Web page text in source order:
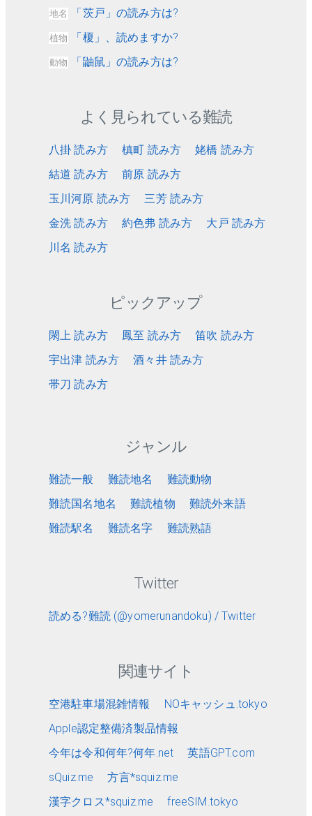
地名 「茨戸」の読み方は?
植物 「榎」、読めますか?
動物 「鼬鼠」の読み方は?
よく見られている難読
八掛 読み方 槙町 読み方
姥橋 読み方
結道 読み方
前原 読み方
玉川河原 読み方
三芳 読み方
金洗 読み方
約色弗 読み方
大戸 読み方
川名 読み方
ピックアップ
閖上 読み方 鳳至 読み方
笛吹 読み方
宇出津 読み方
酒々井 読み方
帯刀 読み方
ジャンル
難読一般 難読地名
難読動物
難読国名地名
難読植物
難読外来語
難読駅名
難読名字 難読熟語
Twitter
読める?難読 (@yomerunandoku) / Twitter
関連サイト
空港駐車場混雑情報
NOキャッシュ.tokyo
Apple認定整備済製品情報
今年は令和何年?何年.net
英語GPT.com
sQuiz.me
方言*squiz.me
漢字クロス*squiz.me
freeSIM.tokyo